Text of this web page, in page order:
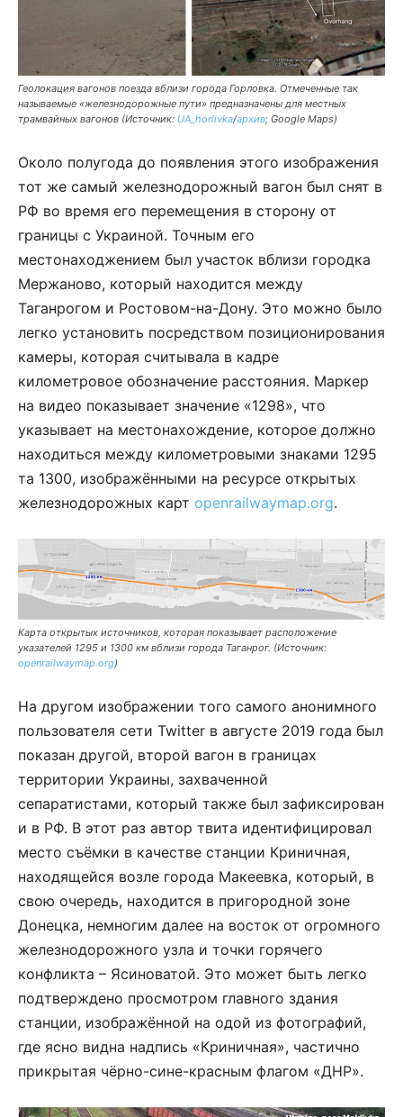
Геолокация вагонов поезда вблизи города Горловка. Отмеченные так
называемые «железнодорожные пути» предназначены для местных
трамвайных вагонов (Источник: UA_horlivka/архив; Google Maps)
Около полугода до появления этого изображения
тот же самый железнодорожный вагон был снят в
РФ во время его перемещения в сторону от
границы с Украиной. Точным его
местонаходжением был участок вблизи городка
Мержаново, который находится между
Таганрогом и Ростовом-на-Дону. Это можно было
легко установить посредством позиционирования
камеры, которая считывала в кадре
километровое обозначение расстояния. Маркер
на видео показывает значение «1298», что
указывает на местонахождение, которое должно
находиться между километровыми знаками 1295
та 1300, изображёнными на ресурсе открытых
железнодорожных карт openrailwaymap.org.
Карта открытых источников, которая показывает расположение
указателей 1295 и 1300 км вблизи города Таганрог. (Источник:
openrailwaymap.org)
На другом изображении того самого анонимного
пользователя сети Twitter в августе 2019 года был
показан другой, второй вагон в границах
территории Украины, захваченной
сепаратистами, который также был зафиксирован
и в РФ. В этот раз автор твита идентифицировал
место съёмки в качестве станции Криничная,
находящейся возле города Макеевка, который, в
свою очередь, находится в пригородной зоне
Донецка, немногим далее на восток от огромного
железнодорожного узла и точки горячего
конфликта – Ясиноватой. Это может быть легко
подтверждено просмотром главного здания
станции, изображённой на одой из фотографий,
где ясно видна надпись «Криничная», частично
прикрытая чёрно-сине-красным флагом «ДНР».